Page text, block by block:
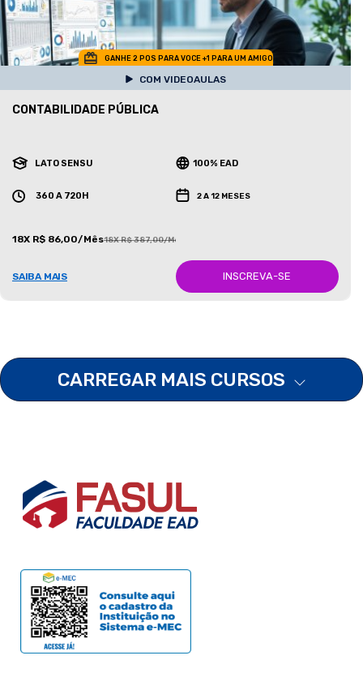
GANHE 2 POS PARA VOCE +1 PARA UM AMIGO
COM VIDEOAULAS
CONTABILIDADE PÚBLICA
LATO SENSU 100% EAD
360 A 720H 2 A 12 MESES
18X R$ 86,00/Mês18X R$ 387,00/Mês
SAIBA MAIS INSCREVA-SE
CARREGAR MAIS CURSOS